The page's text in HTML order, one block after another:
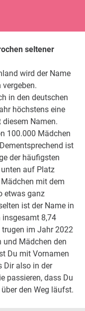
seltener
wird der Name
vergeben.
in den deutschen
höchstens eine
Namen.
100.000 Mädchen
ist
der häufigsten
auf Platz
mit dem
etwas ganz
ist der Name in
insgesamt 8,74
im Jahr 2022
und Mädchen den
Du mit Vornamen
Dir also in der
passieren, dass Du
den Weg läufst.